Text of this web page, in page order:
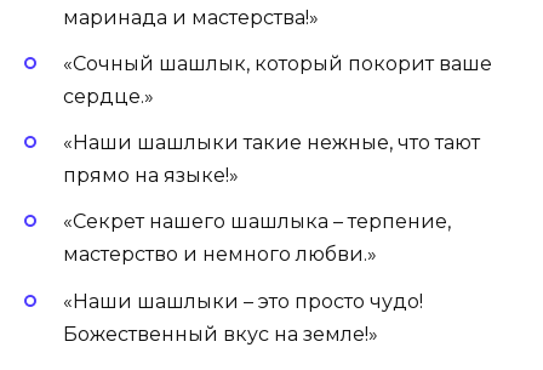
маринада и мастерства!»
«Сочный шашлык, который покорит ваше
сердце.»
«Наши шашлыки такие нежные, что тают
прямо на языке!»
«Секрет нашего шашлыка – терпение,
мастерство и немного любви.»
«Наши шашлыки – это просто чудо!
Божественный вкус на земле!»